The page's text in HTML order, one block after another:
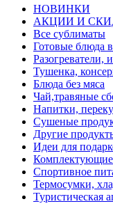
НОВИНКИ
АКЦИИ И
Все сублиматы
Готовые блюда
Разогреватели,
Тушенка,
Блюда без мяса
Чай,травяные
Напитки,
Сушеные
Другие
Идеи для
Комплектующие
Спортивное
Термосумки,
Туристическая